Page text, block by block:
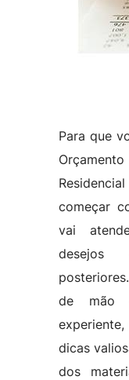
Para que
começar
vai
desejos
de mão
dicas
dos